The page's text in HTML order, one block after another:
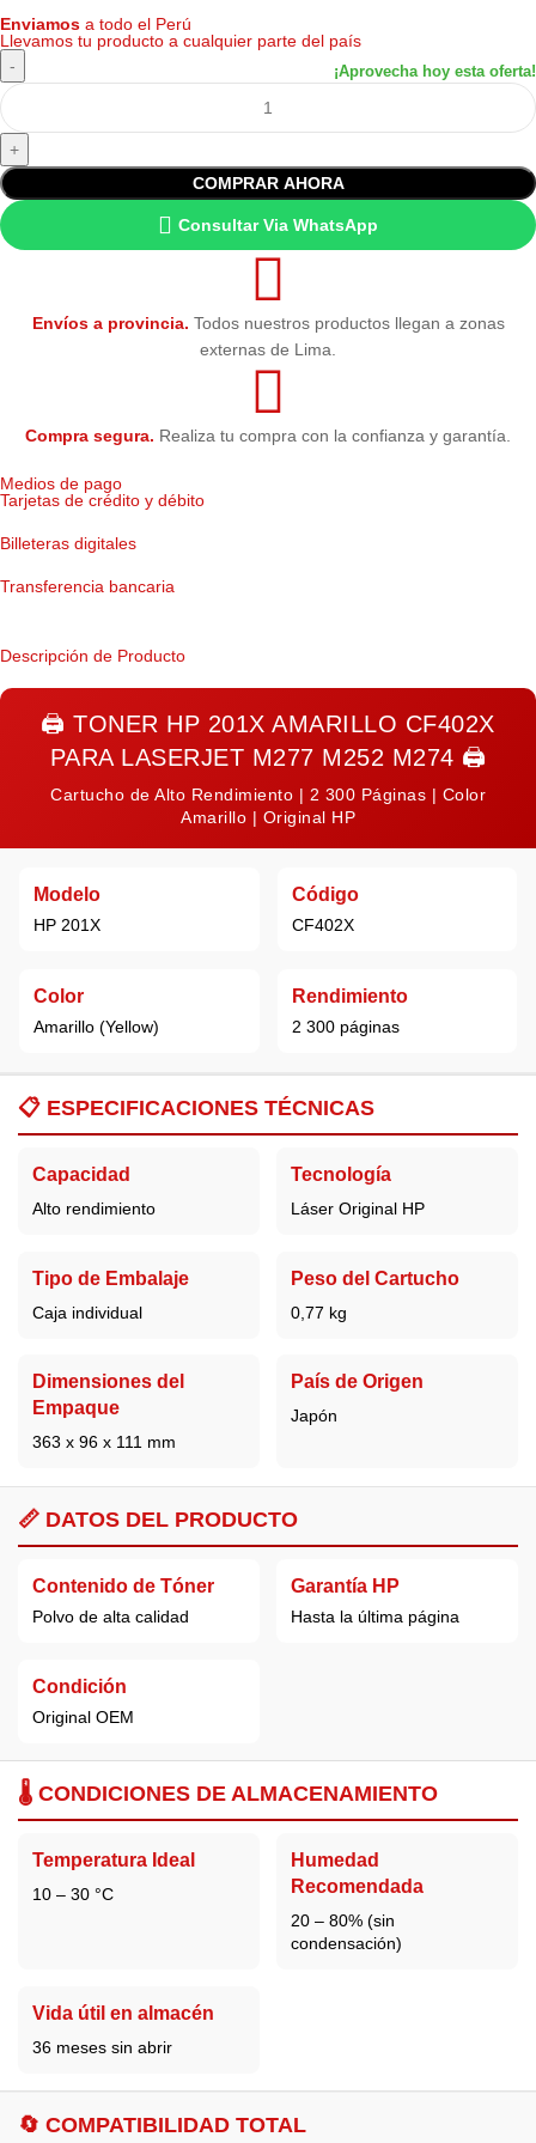
Enviamos a todo el Perú
Llevamos tu producto a cualquier parte del país
COMPRAR AHORA
Consultar Via WhatsApp
Envíos a provincia. Todos nuestros productos llegan a zonas
externas de Lima.
Compra segura. Realiza tu compra con la confianza y garantía.
Medios de pago
Tarjetas de crédito y débito
Billeteras digitales
Transferencia bancaria
Descripción de Producto
🖨️TONER HP 201X AMARILLO CF402X
PARA LASERJET M277 M252 M274 🖨️
Cartucho de Alto Rendimiento | 2 300 Páginas | Color
Amarillo | Original HP
Modelo
HP 201X
Código
CF402X
Color
Amarillo (Yellow)
Rendimiento
2 300 páginas
📋 ESPECIFICACIONES TÉCNICAS
Capacidad
Alto rendimiento
Tecnología
Láser Original HP
Tipo de Embalaje
Caja individual
Peso del Cartucho
0,77 kg
Dimensiones del
Empaque
363 x 96 x 111 mm
País de Origen
Japón
📏 DATOS DEL PRODUCTO
Contenido de Tóner
Polvo de alta calidad
Garantía HP
Hasta la última página
Condición
Original OEM
🌡️ CONDICIONES DE ALMACENAMIENTO
Temperatura Ideal
10 – 30 °C
Humedad
Recomendada
20 – 80% (sin
condensación)
Vida útil en almacén
36 meses sin abrir
🔄 COMPATIBILIDAD TOTAL